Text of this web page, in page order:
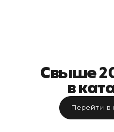
Свыше
в
Перейти в